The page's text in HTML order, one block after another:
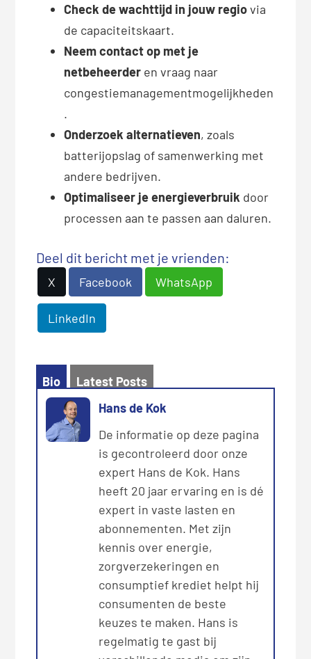
Check de wachttijd in jouw regiovia
de capaciteitskaart.
Neem contact op met je
netbeheerder en vraag naar
congestiemanagementmogelijkheden
.
Onderzoek alternatieven, zoals
batterijopslag of samenwerking met
andere bedrijven.
Optimaliseer je energieverbruik door
processen aan te passen aan daluren.
Deel dit bericht met je vrienden:
X Facebook WhatsApp
LinkedIn
Bio
Latest Posts
Hans de Kok
De informatie op deze pagina
is gecontroleerd door onze
expert Hans de Kok. Hans
heeft 20 jaar ervaring en is dé
expert in vaste lasten en
abonnementen. Met zijn
kennis over energie,
zorgverzekeringen en
consumptief krediet helpt hij
consumenten de beste
keuzes te maken. Hans is
regelmatig te gast bij